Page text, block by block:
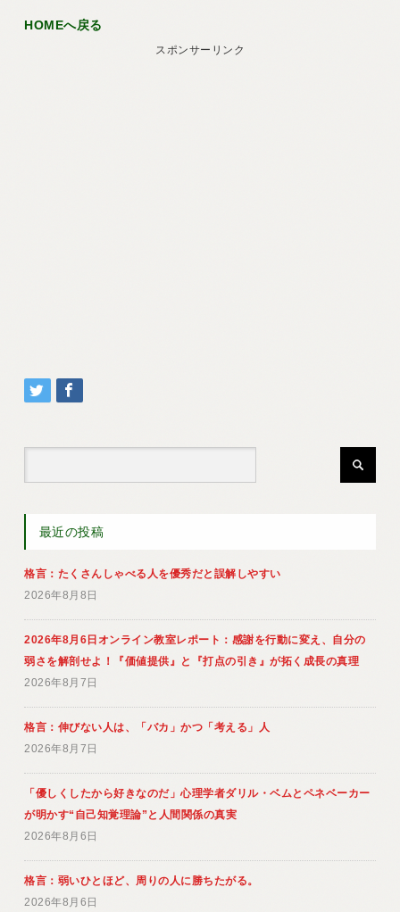
HOMEへ戻る
スポンサーリンク
最近の投稿
格言：たくさんしゃべる人を優秀だと誤解しやすい
2026年8月8日
2026年8月6日オンライン教室レポート：感謝を行動に変え、自分の
弱さを解剖せよ！『価値提供』と『打点の引き』が拓く成長の真理
2026年8月7日
格言：伸びない人は、「バカ」かつ「考える」人
2026年8月7日
「優しくしたから好きなのだ」心理学者ダリル・ベムとペネベーカー
が明かす“自己知覚理論”と人間関係の真実
2026年8月6日
格言：弱いひとほど、周りの人に勝ちたがる。
2026年8月6日